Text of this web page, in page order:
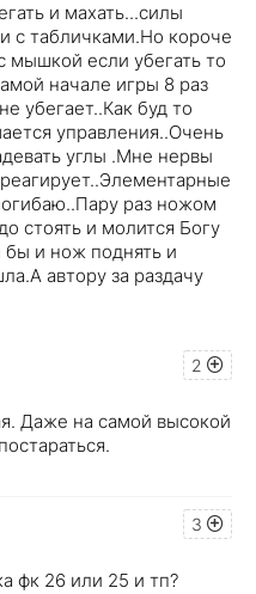
и махать...силы
с табличками.Но короче
мышкой если убегать то
начале игры 8 раз
убегает..Как буд то
управления..Очень
углы .Мне нервы
раз ножом
стоять и молится Богу
и нож поднять и
автору за раздачу
2
Даже на самой высокой
3
фк 26 или 25 и тп?